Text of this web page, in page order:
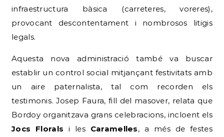
infraestructura bàsica (carreteres, voreres),
provocant descontentament i nombrosos litigis
legals.
Aquesta nova administració també va buscar
establir un control social mitjançant festivitats amb
un aire paternalista, tal com recorden els
testimonis. Josep Faura, fill del masover, relata que
Bordoy organitzava grans celebracions, incloent els
Jocs Florals i les Caramelles, a més de festes